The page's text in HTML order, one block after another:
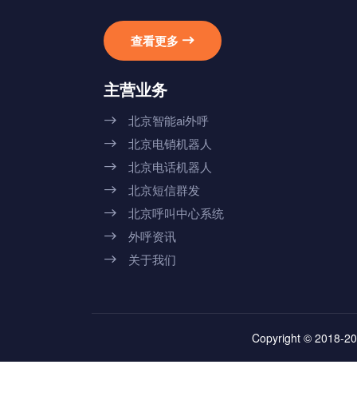
查看更多 
主营业务
 北京智能ai外呼
 北京电销机器人
 北京电话机器人
 北京短信群发
 北京呼叫中心系统
 外呼资讯
 关于我们
Copyright © 2018-